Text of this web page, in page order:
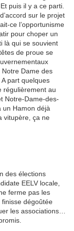
puis il y a ce parti.
sur le projet
ce l’opportunisme
pour choper un
là qui se souvient
de proue se
Notre Dame des
part quelques
régulièrement au
Notre-Dame-des-
un Hamon déjà
vitupère, ça ne
des élections
EELV locale,
ferme pas les
finisse dégoûtée
les associations…